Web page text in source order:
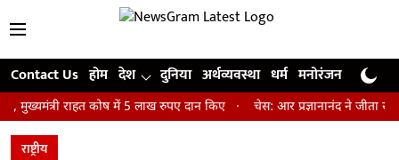
Contact Us होम देश दुनिया अर्थव्यवस्था धर्म मनोरंजन खेल
राहत कोष में 5 लाख रुपए दान किए चेस: आर प्रज्ञानानंद ने जीता सेंट लुइस
राष्ट्रीय